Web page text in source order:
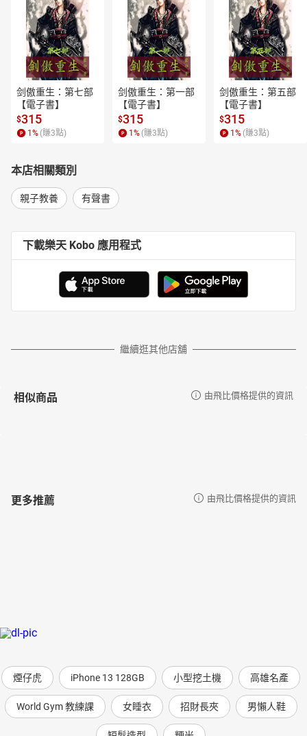
編輯人才，為文化生態奠定必要基礎。自一九八七年，中國海峽兩
岸開放交流以後，致力於兒童文學領域的對話與切磋。一九九○年曾
率臺灣兒童文學界訪問團赴北京、天津進行座談。一九九七年上榜
美國Who’s Who in the World名人錄。他發起並推廣「中、小學班級
讀書會」活動，以及「繪本閱讀與欣賞」觀念之普及運動，並參與
講評及討論。作品有《寫給兒童的中國歷史》(榮獲文化部優良讀物
推介、2015年中國大陸文津獎童書獎第一名)、《寫給兒童的世界歷
史》(榮獲文化部金鼎獎最佳兒童讀物)等。譯作有《群眾與權力》、
《國家的神話》、《世界電影史》、《羅素》、《科學的進步與問
臺灣大學圖書館學系畢業，曾任聯合報編輯，並榮獲中國文藝
協會翻譯獎。現任天衛文化及小魯文化執行長，編輯作品多獲肯
定。近年來專注於為小朋友精挑細選世界一流繪本。
小魯文化資深顧問。喜歡為兒童編輯好書。平日最愛看書、畫
畫，常用水墨作圖，潑灑點勾，樂趣無窮，希望能與小朋友們一起
分享。其作品包括《爸爸的老師》、《我屬豬》、《小保學畫
畫》、《晶晶的桃花源記》、《綠池白鵝》、《什麼都不怕》、
聰明寶貝歌
中國歷史年代歌演唱版
在臺灣海峽，非常熱鬧。
帶做買賣，他娶了一位日本妻子，生了一個兒子叫作鄭森，鄭森從
小就跟媽媽住在日本。
中國是一個什麼樣的國家呢？那裡住的是什麼樣的人呢？還有臺灣
又是一個什麼樣的地方呢？鄭森常常想著這些問題。他經常跟著媽
剑傲重生：第七部
【電子書】
$315
1 % (賺3點)
剑傲重生：第一部
【電子書】
$315
1 % (賺3點)
剑傲重生：第五部
【電子書】
$315
1 % (賺3點)
本店相關類別
親子教養 有聲書
下載樂天 Kobo 應用程式
繼續逛其他店舖
相似商品 由飛比價格提供的資訊
更多推薦 由飛比價格提供的資訊
煙仔虎 iPhone 13 128GB 小型挖土機 高雄名產
World Gym 教練課 女睡衣 招財長夾 男懶人鞋